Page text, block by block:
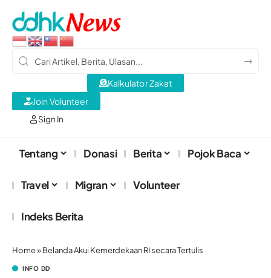
Sign In
Kalkulator Zakat
Join Volunteer
Tentang Donasi Berita Pojok Baca
Travel Migran Volunteer
Indeks Berita
Home»Belanda Akui Kemerdekaan RI secara Tertulis
INFO DD